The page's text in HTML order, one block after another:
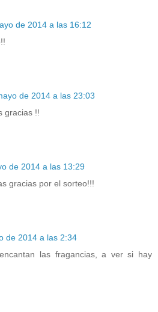
de 2014 a las 16:12
de 2014 a las 23:03
gracias !!
de 2014 a las 13:29
gracias por el sorteo!!!
de 2014 a las 2:34
las fragancias, a ver si hay